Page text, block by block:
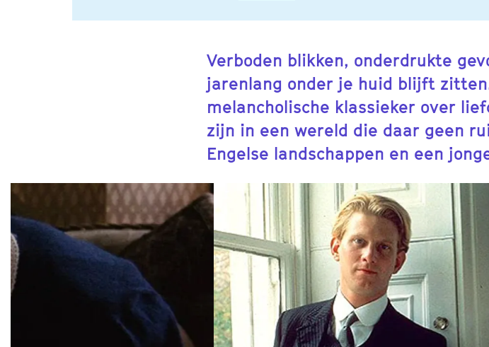
Verboden blikken, onderdrukte
jarenlang onder je huid blijft
melancholische klassieker over
zijn in een wereld die daar geen
Engelse landschappen en een
Overslaan